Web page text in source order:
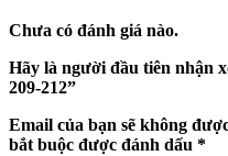
Chưa có đánh giá nào.
Hãy là người đầu tiên nhận
209-212”
Email của bạn sẽ không
bắt buộc được đánh dấu *